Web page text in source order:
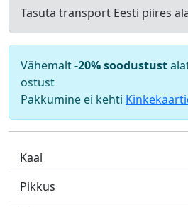
Tasuta transport Eesti piires
Vähemalt-20% soodustust
ostust
Pakkumine ei kehti
Kaal
Pikkus